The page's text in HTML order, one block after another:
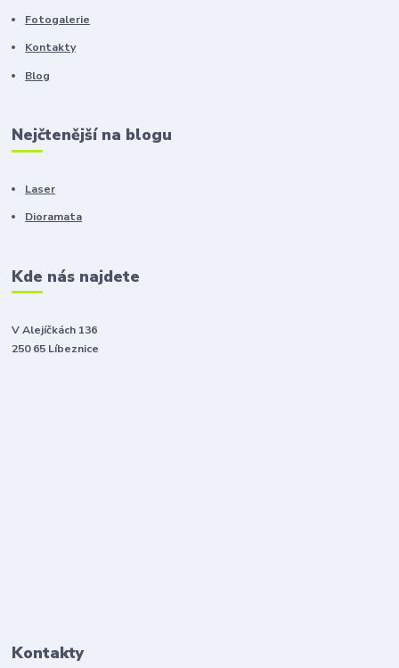
Fotogalerie
Kontakty
Blog
Nejčtenější na blogu
Laser
Dioramata
Kde nás najdete
V Alejíčkách 136
250 65 Líbeznice
Kontakty